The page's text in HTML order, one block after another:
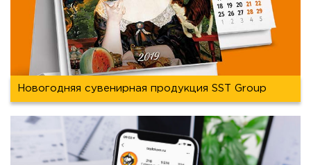
Новогодняя сувенирная продукция SST Group